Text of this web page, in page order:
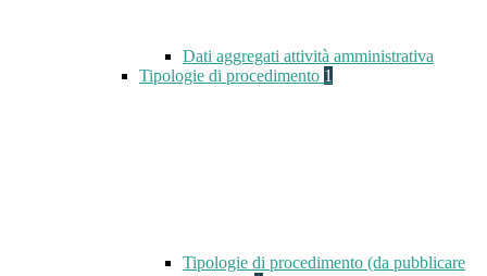
Dati aggregati attività amministrativa
Tipologie di procedimento 1
Tipologie di procedimento (da pubblicare